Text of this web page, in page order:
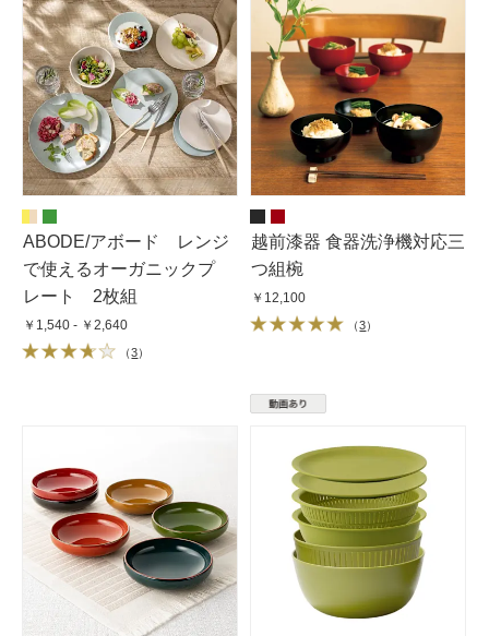
ABODE/アボード レンジ
で使えるオーガニックプ
レート 2枚組
￥1,540 - ￥2,640
（3）
越前漆器 食器洗浄機対応三
つ組椀
￥12,100
（3）